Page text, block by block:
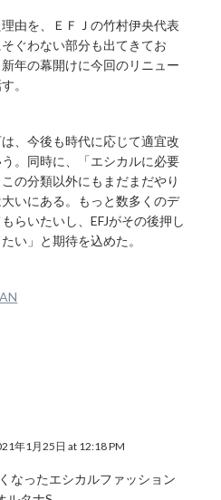
由を、ＥＦＪの竹村伊央代表
ぐわない部分も出てきてお
年の幕開けに今回のリニュー
。
、今後も時代に応じて適宜改
。同時に、「エシカルに必要
の分類以外にもまだまだやり
いにある。もっと数多くのデ
らいたいし、EFJがその後押し
い」と期待を込めた。
年1月25日 at 12:18 PM
なったエシカルファッション